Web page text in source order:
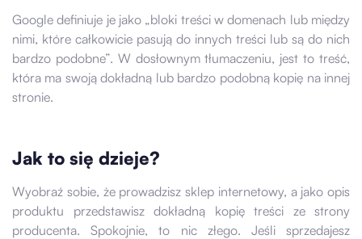
Google definiuje je jako „bloki treści w domenach lub między
nimi, które całkowicie pasują do innych treści lub są do nich
bardzo podobne”. W dosłownym tłumaczeniu, jest to treść,
która ma swoją dokładną lub bardzo podobną kopię na innej
stronie.
Jak to się dzieje?
Wyobraź sobie, że prowadzisz sklep internetowy, a jako opis
produktu przedstawisz dokładną kopię treści ze strony
producenta. Spokojnie, to nic złego. Jeśli sprzedajesz